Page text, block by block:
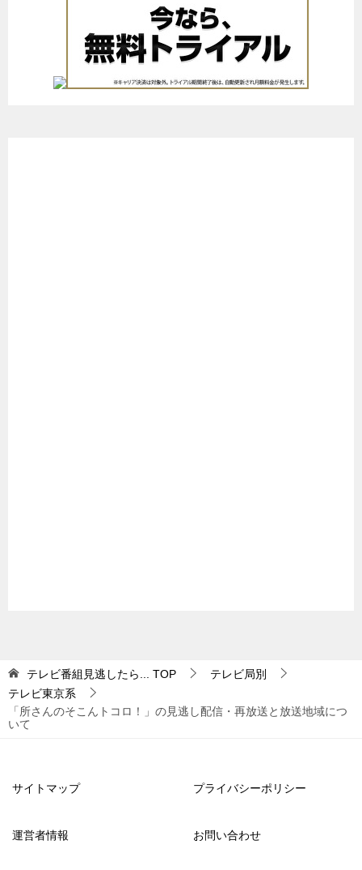
テレビ番組見逃したら... TOP
テレビ局別
テレビ東京系
「所さんのそこんトコロ！」の見逃し配信・再放送と放送地域につ
いて
サイトマップ プライバシーポリシー
運営者情報 お問い合わせ